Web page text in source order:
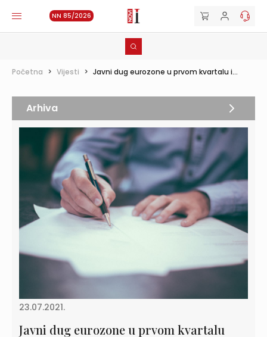
NN 85/2026
Početna > Vijesti > Javni dug eurozone u prvom kvartalu i...
23.07.2021.
Javni dug eurozone u prvom kvartalu
Arhiva